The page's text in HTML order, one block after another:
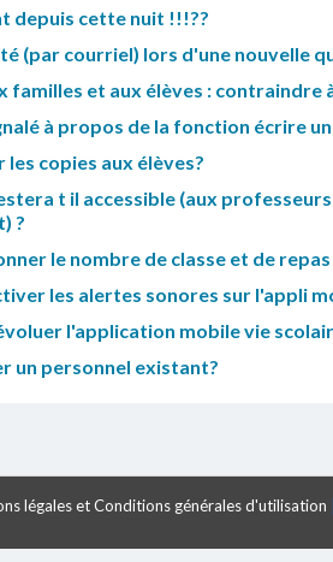
depuis cette nuit !!!??
(par courriel) lors d'une nouvelle
familles et aux élèves : contraindre
à propos de la fonction écrire un
copies aux élèves?
t il accessible (aux
?
le nombre de classe et de
les alertes sonores sur l'appli
l'application mobile vie
un personnel existant?
légales et Conditions générales d'utilisation